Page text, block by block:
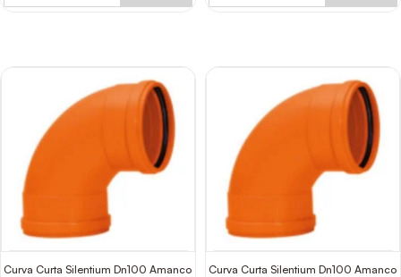
Curva Curta Silentium Dn100 Amanco Curva Curta Silentium Dn100 Amanco